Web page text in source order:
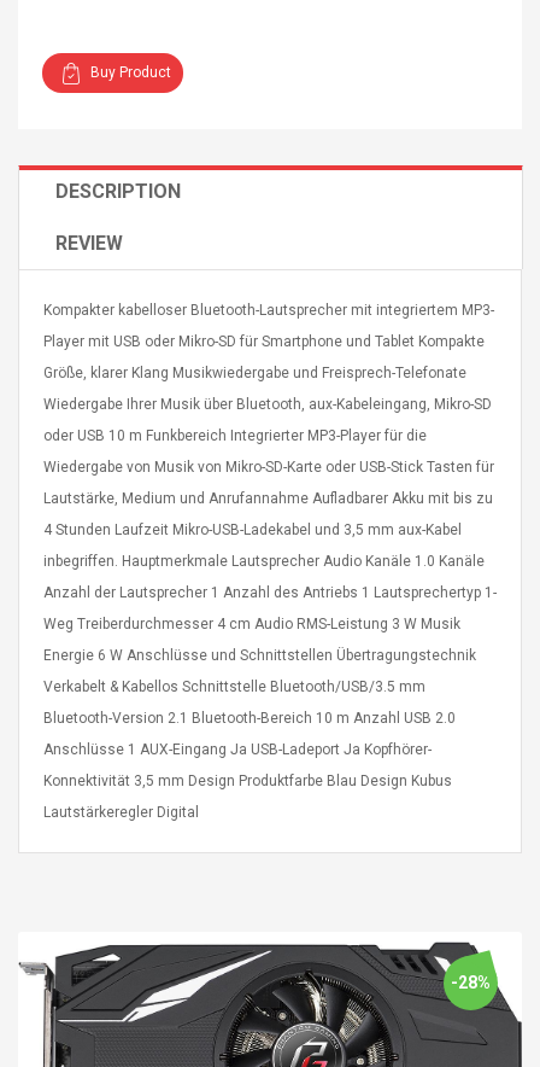
UHF Guitarra
Jasper
Strands,
Hole:
15.7"
1.9% 6
Womens
Leather
Boots UK
Charge Adapter
$ 2.46
High Quality Retro Game
Tetris Cases For Iphone 6
Plus 6s 7 8 Plus TPU
Phone Back Game
Consoles Cover For
IPhone Cases
$ 6.86
$ 11.43
Remoto Wirelessrectifier
Control Box Dc12v 2a
Adaptador De Fuente De
Alimentación Para 2835
3528 5050 Rgb Luces De
Tira Led Iluminación De
Cinta Flexible
$ 8.57
Rolling Guitar Capo Glider
Easy Sliding Up & Down
For Folk Classic Acoustic
$ 8.71
Buy Product
DESCRIPTION
REVIEW
Kompakter kabelloser Bluetooth-Lautsprecher mit integriertem MP3-
Player mit USB oder Mikro-SD für Smartphone und Tablet Kompakte
Größe, klarer Klang Musikwiedergabe und Freisprech-Telefonate
Wiedergabe Ihrer Musik über Bluetooth, aux-Kabeleingang, Mikro-SD
oder USB 10 m Funkbereich Integrierter MP3-Player für die
Wiedergabe von Musik von Mikro-SD-Karte oder USB-Stick Tasten für
Lautstärke, Medium und Anrufannahme Aufladbarer Akku mit bis zu
4 Stunden Laufzeit Mikro-USB-Ladekabel und 3,5 mm aux-Kabel
inbegriffen. Hauptmerkmale Lautsprecher Audio Kanäle 1.0 Kanäle
Anzahl der Lautsprecher 1 Anzahl des Antriebs 1 Lautsprechertyp 1-
Weg Treiberdurchmesser 4 cm Audio RMS-Leistung 3 W Musik
Energie 6 W Anschlüsse und Schnittstellen Übertragungstechnik
Verkabelt & Kabellos Schnittstelle Bluetooth/USB/3.5 mm
Bluetooth-Version 2.1 Bluetooth-Bereich 10 m Anzahl USB 2.0
Anschlüsse 1 AUX-Eingang Ja USB-Ladeport Ja Kopfhörer-
Konnektivität 3,5 mm Design Produktfarbe Blau Design Kubus
Lautstärkeregler Digital
-28%